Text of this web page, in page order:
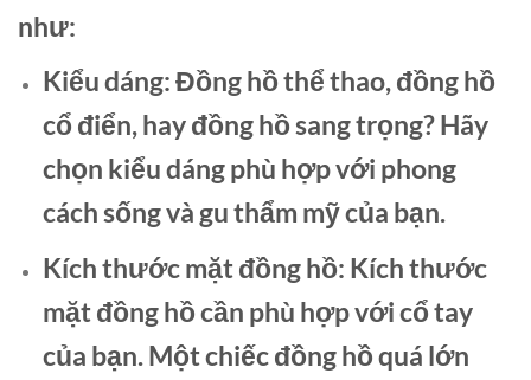
như:
Kiểu dáng:Đồng hồ thể thao, đồng hồ
cổ điển, hay đồng hồ sang trọng? Hãy
chọn kiểu dáng phù hợp với phong
cách sống và gu thẩm mỹ của bạn.
Kích thước mặt đồng hồ: Kích thước
mặt đồng hồ cần phù hợp với cổ tay
của bạn. Một chiếc đồng hồ quá lớn